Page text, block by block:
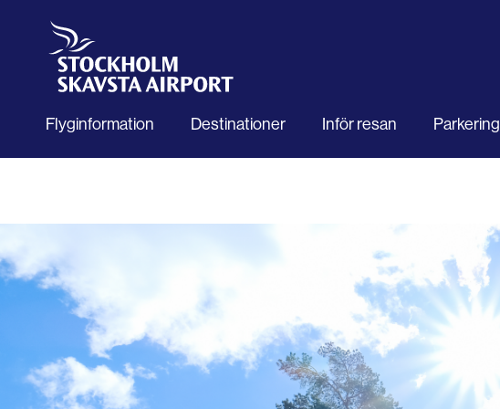
Flyginformation Destinationer Inför resan Parkering